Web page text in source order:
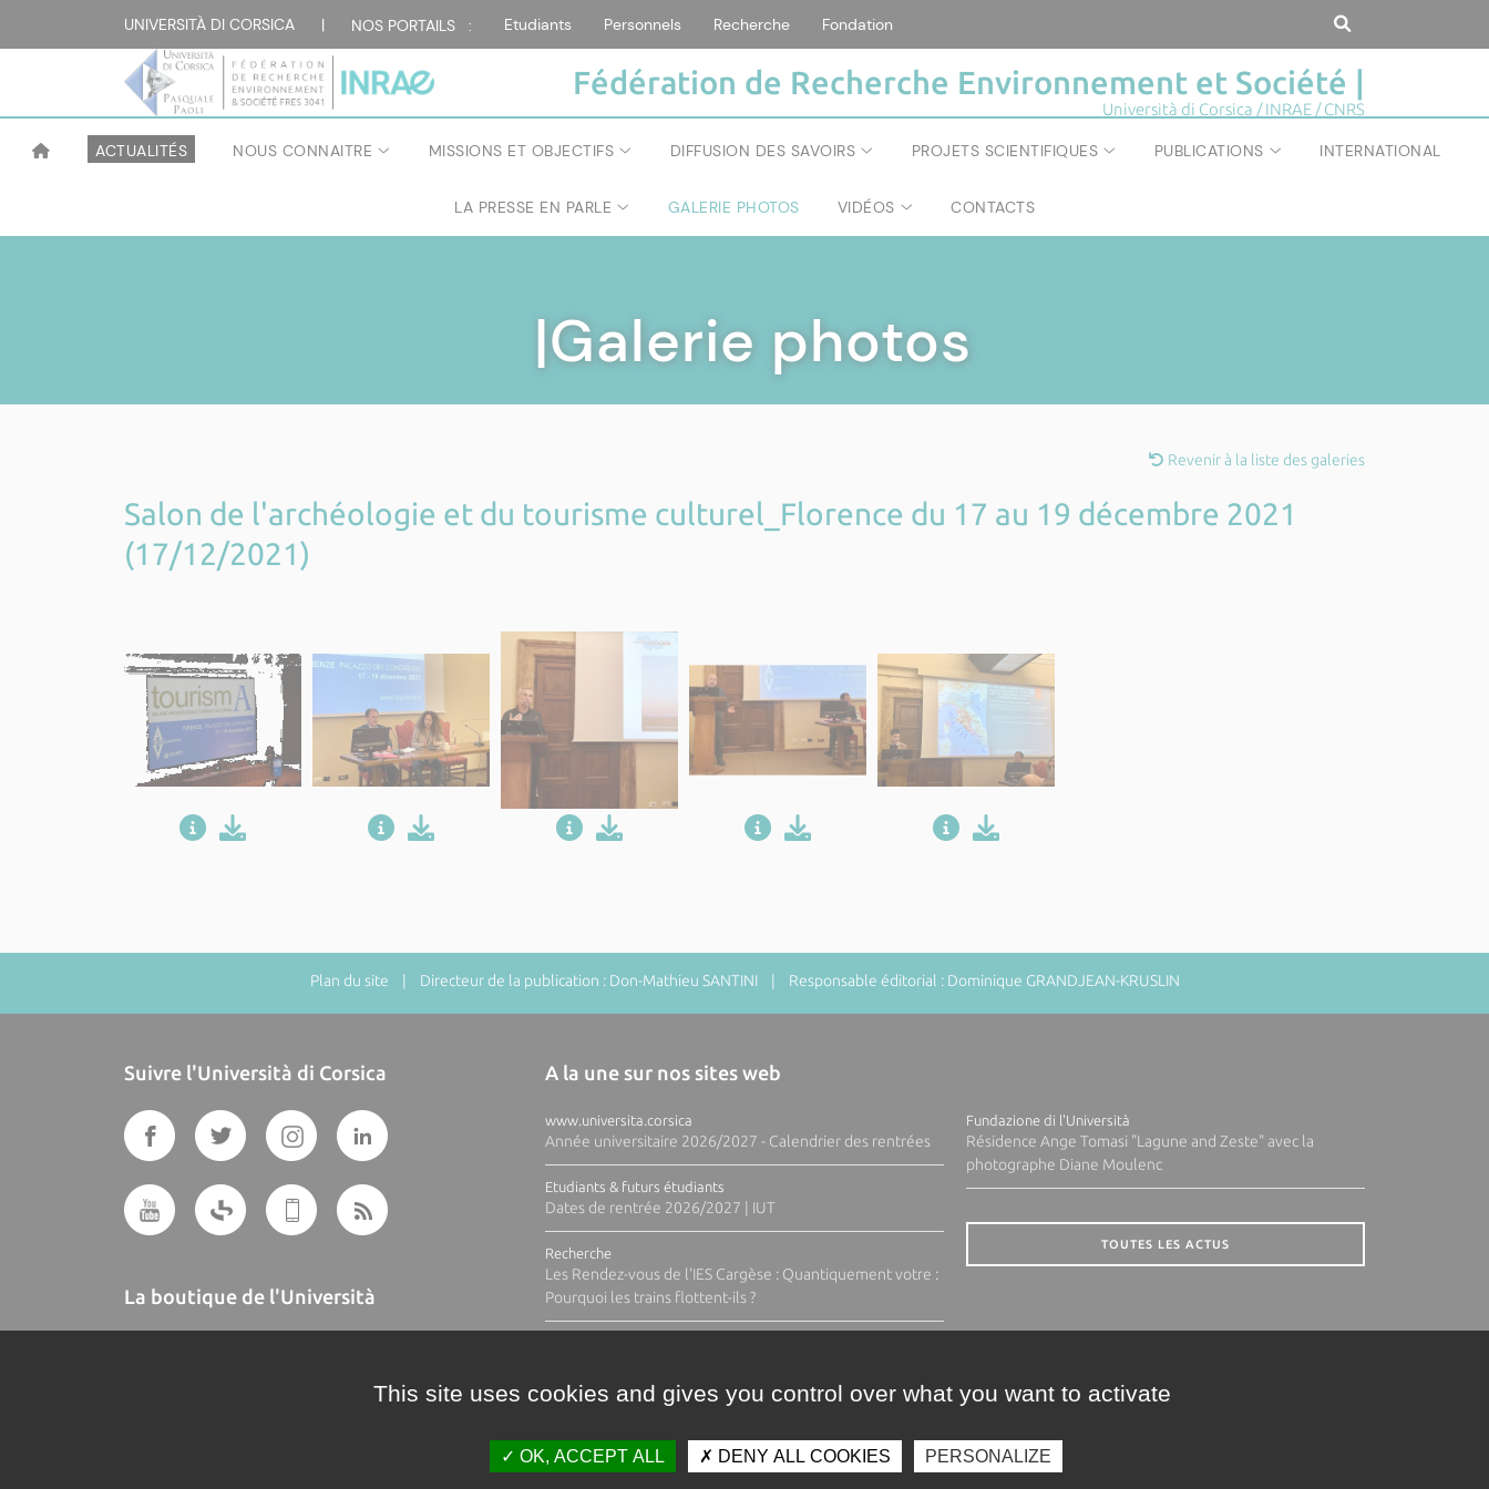
UNIVERSITÀ DI CORSICA | NOS PORTAILS : Etudiants Personnels Recherche Fondation
Fédération de Recherche Environnement et Société |
Università di Corsica / INRAE / CNRS
ACTUALITÉS NOUS CONNAITRE MISSIONS ET OBJECTIFS DIFFUSION DES SAVOIRS PROJETS SCIENTIFIQUES PUBLICATIONS INTERNATIONAL
LA PRESSE EN PARLE GALERIE PHOTOS VIDÉOS CONTACTS
|Galerie photos
Revenir à la liste des galeries
Salon de l'archéologie et du tourisme culturel_Florence du 17 au 19 décembre 2021
(17/12/2021)
Plan du site | Directeur de la publication : Don-Mathieu SANTINI | Responsable éditorial : Dominique GRANDJEAN-KRUSLIN
Suivre l'Università di Corsica
La boutique de l'Università
A la une sur nos sites web
www.universita.corsica
Année universitaire 2026/2027 - Calendrier des rentrées
Etudiants & futurs étudiants
Dates de rentrée 2026/2027 | IUT
Recherche
Les Rendez-vous de l'IES Cargèse : Quantiquement votre :
Pourquoi les trains flottent-ils ?
Fundazione di l'Università
Résidence Ange Tomasi "Lagune and Zeste" avec la
photographe Diane Moulenc
TOUTES LES ACTUS
This site uses cookies and gives you control over what you want to activate
OK, ACCEPT ALL DENY ALL COOKIES PERSONALIZE